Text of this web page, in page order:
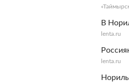
В
lenta.ru
lenta.ru